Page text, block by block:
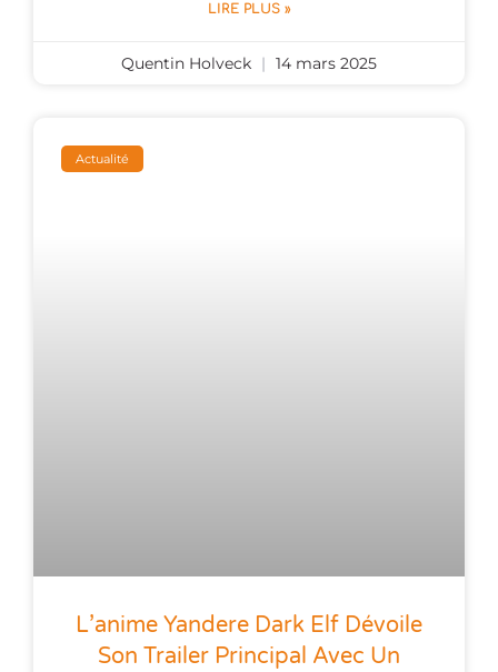
LIRE PLUS »
Quentin Holveck 14 mars 2025
Actualité
L’anime Yandere Dark Elf Dévoile
Son Trailer Principal Avec Un